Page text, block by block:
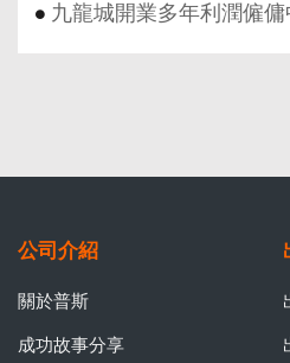
九龍城開業多年利潤僱
公司介紹
關於普斯
成功故事分享